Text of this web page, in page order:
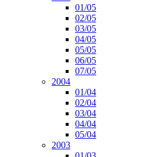
01/05
02/05
03/05
04/05
05/05
06/05
07/05
2004
01/04
02/04
03/04
04/04
05/04
2003